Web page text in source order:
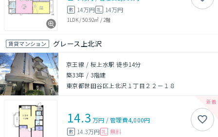
敷 14万円 礼 14万円
1LDK/50.92㎡ / 2階
賃貸マンション グレース上北沢
京王線 / 桜上水駅 徒歩14分
築33年 / 3階建
東京都世田谷区上北沢１丁目２２－１８
14.3 万円 /管理費4,000円
敷 14.3万円 礼 無料